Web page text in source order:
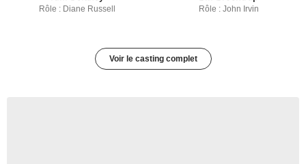
Rôle : Diane Russell Rôle : John Irvin
Voir le casting complet